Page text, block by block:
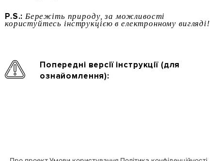
P.S.: Бережіть природу, за можливості
користуйтесь інструкцією в електронному вигляді!
Попередні версії інструкції (для
ознайомлення):